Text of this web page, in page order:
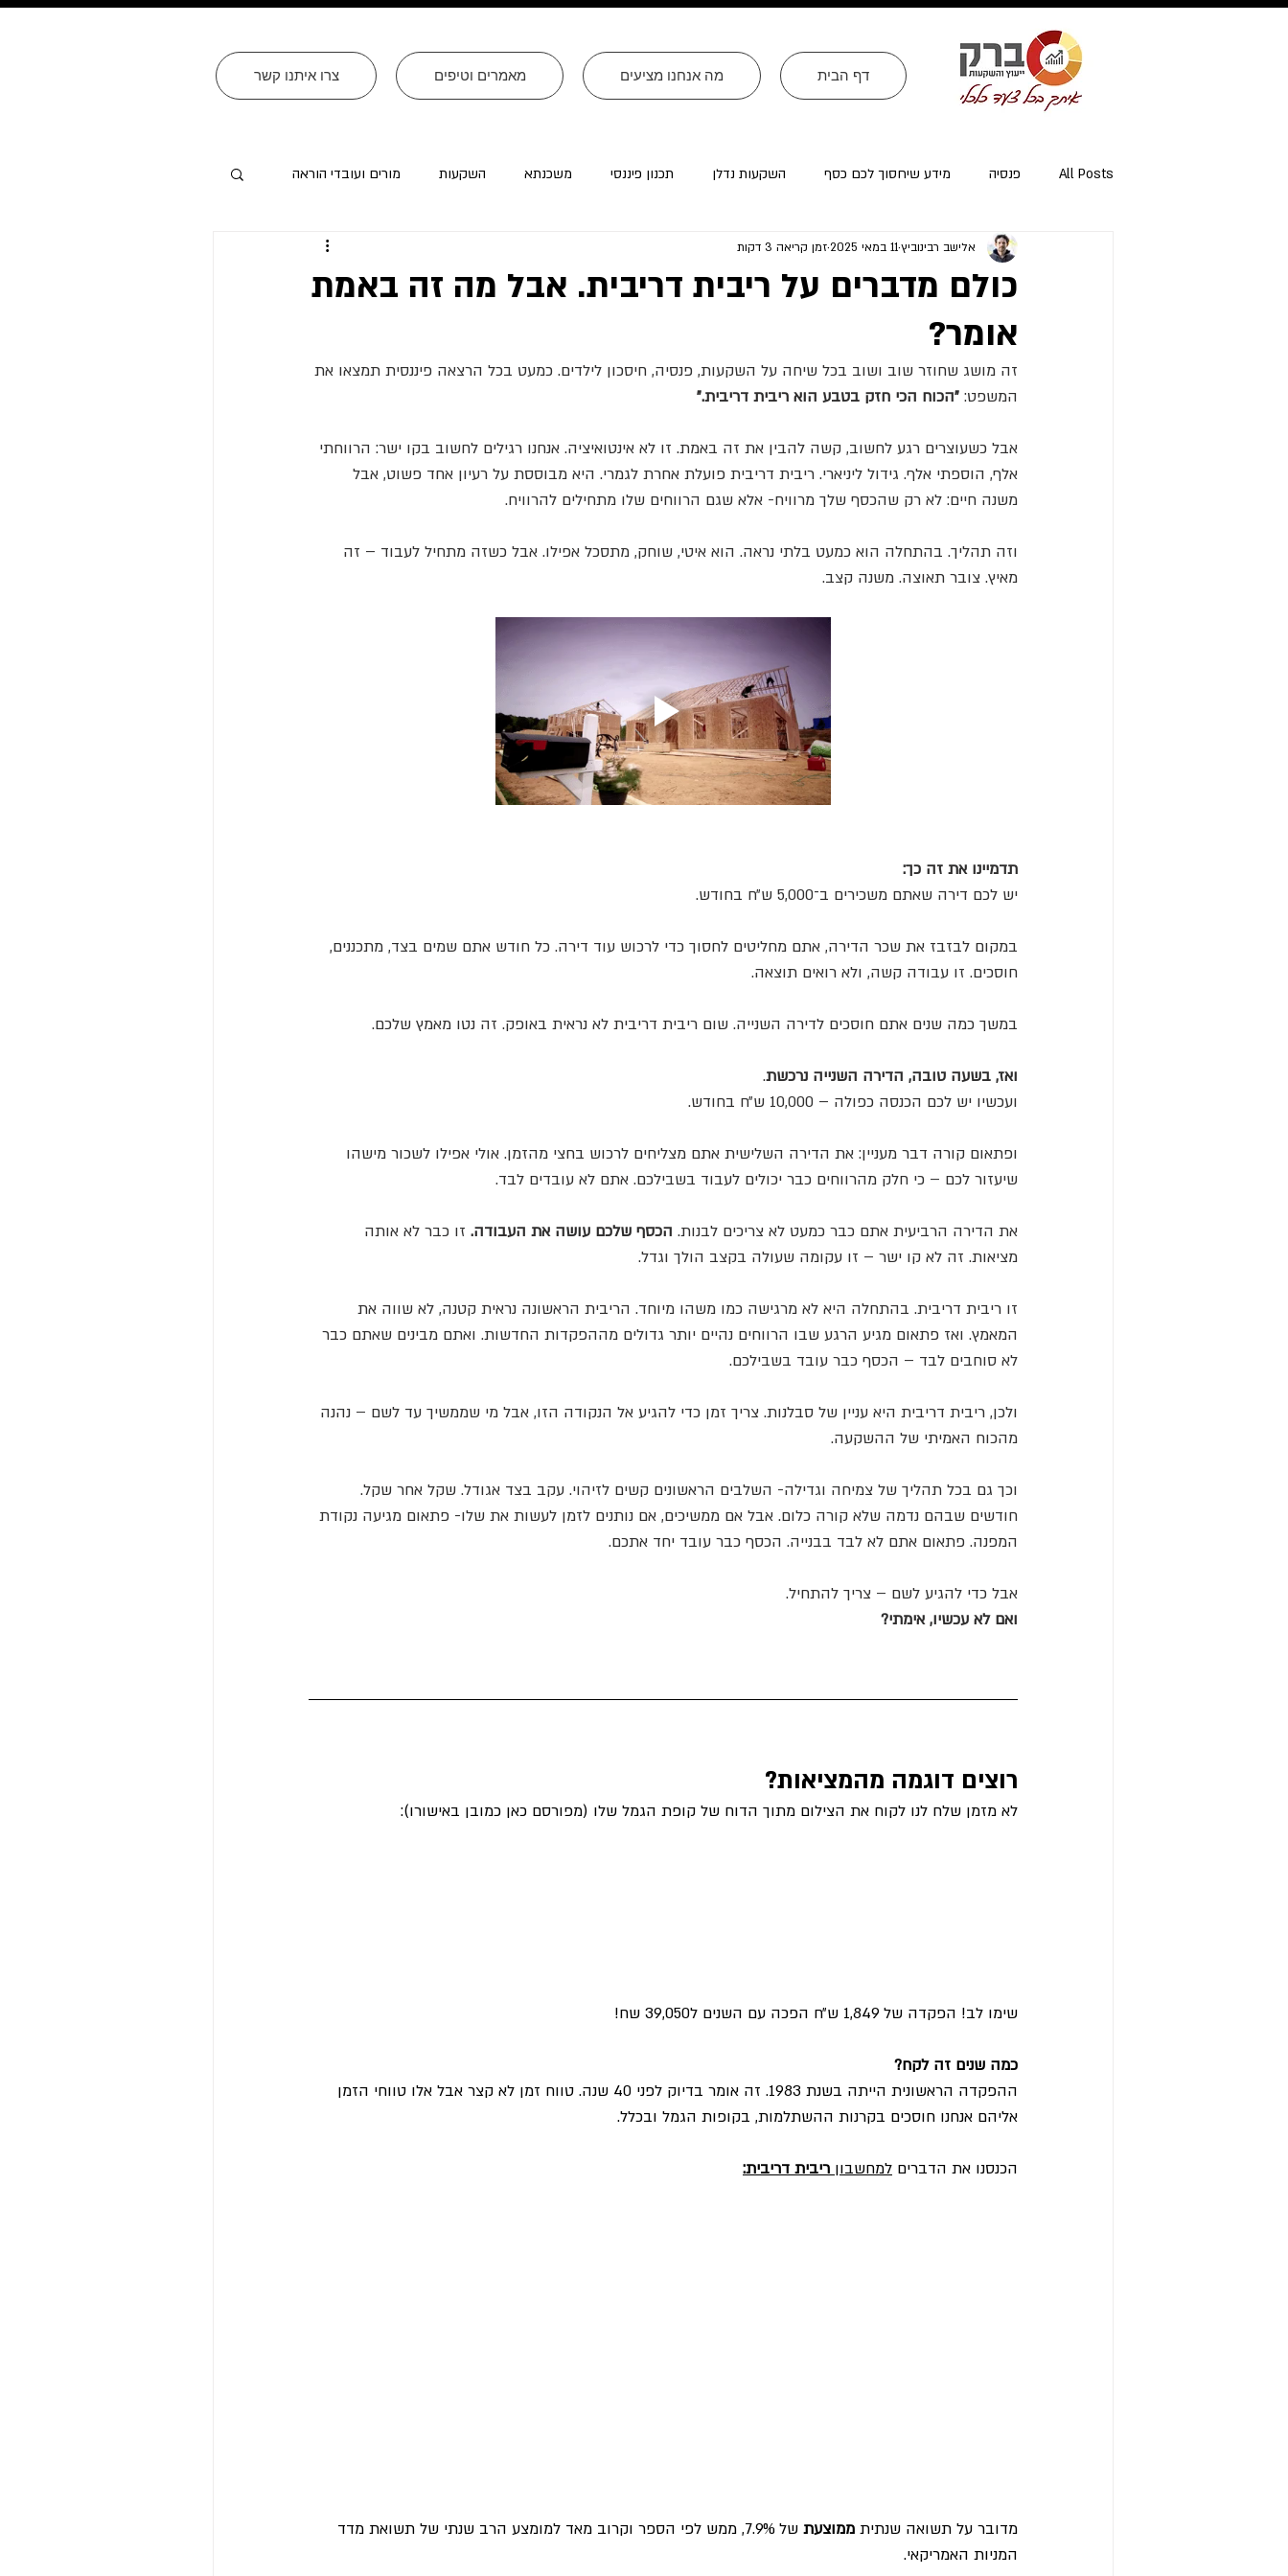
צרו איתנו קשר מאמרים וטיפים מה אנחנו מציעים דף הבית
All Posts פנסיה מידע שיחסוך לכם כסף השקעות נדלן תכנון פיננסי משכנתא השקעות מורים ועובדי הוראה
ייעוץ פרישה ומיסוי פרישה אזרחי ארה״ב עסקים
כולם מדברים על ריבית דריבית. אבל מה זה באמת
אומר?
אלישב רבינוביץ11 במאי 2025 זמן קריאה 3 דקות
זה מושג שחוזר שוב ושוב בכל שיחה על השקעות, פנסיה, חיסכון לילדים. כמעט בכל הרצאה פיננסית תמצאו את
המשפט: "הכוח הכי חזק בטבע הוא ריבית דריבית."
אבל כשעוצרים רגע לחשוב, קשה להבין את זה באמת. זו לא אינטואיציה. אנחנו רגילים לחשוב בקו ישר: הרווחתי
אלף, הוספתי אלף. גידול ליניארי. ריבית דריבית פועלת אחרת לגמרי. היא מבוססת על רעיון אחד פשוט, אבל
משנה חיים: לא רק שהכסף שלך מרוויח- אלא שגם הרווחים שלו מתחילים להרוויח.
וזה תהליך. בהתחלה הוא כמעט בלתי נראה. הוא איטי, שוחק, מתסכל אפילו. אבל כשזה מתחיל לעבוד – זה
מאיץ. צובר תאוצה. משנה קצב.
תדמיינו את זה כך:
יש לכם דירה שאתם משכירים ב־5,000 ש״ח בחודש.
במקום לבזבז את שכר הדירה, אתם מחליטים לחסוך כדי לרכוש עוד דירה. כל חודש אתם שמים בצד, מתכננים,
חוסכים. זו עבודה קשה, ולא רואים תוצאה.
במשך כמה שנים אתם חוסכים לדירה השנייה. שום ריבית דריבית לא נראית באופק. זה נטו מאמץ שלכם.
ואז, בשעה טובה, הדירה השנייה נרכשת.
ועכשיו יש לכם הכנסה כפולה – 10,000 ש״ח בחודש.
ופתאום קורה דבר מעניין: את הדירה השלישית אתם מצליחים לרכוש בחצי מהזמן. אולי אפילו לשכור מישהו
שיעזור לכם – כי חלק מהרווחים כבר יכולים לעבוד בשבילכם. אתם לא עובדים לבד.
את הדירה הרביעית אתם כבר כמעט לא צריכים לבנות. הכסף שלכם עושה את העבודה. זו כבר לא אותה
מציאות. זה לא קו ישר – זו עקומה שעולה בקצב הולך וגדל.
זו ריבית דריבית. בהתחלה היא לא מרגישה כמו משהו מיוחד. הריבית הראשונה נראית קטנה, לא שווה את
המאמץ. ואז פתאום מגיע הרגע שבו הרווחים נהיים יותר גדולים מההפקדות החדשות. ואתם מבינים שאתם כבר
לא סוחבים לבד – הכסף כבר עובד בשבילכם.
ולכן, ריבית דריבית היא עניין של סבלנות. צריך זמן כדי להגיע אל הנקודה הזו, אבל מי שממשיך עד לשם – נהנה
מהכוח האמיתי של ההשקעה.
וכך גם בכל תהליך של צמיחה וגדילה- השלבים הראשונים קשים לזיהוי. עקב בצד אגודל. שקל אחר שקל.
חודשים שבהם נדמה שלא קורה כלום. אבל אם ממשיכים, אם נותנים לזמן לעשות את שלו- פתאום מגיעה נקודת
המפנה. פתאום אתם לא לבד בבנייה. הכסף כבר עובד יחד אתכם.
אבל כדי להגיע לשם – צריך להתחיל.
ואם לא עכשיו, אימתי?
רוצים דוגמה מהמציאות?
לא מזמן שלח לנו לקוח את הצילום מתוך הדוח של קופת הגמל שלו (מפורסם כאן כמובן באישורו):
שימו לב! הפקדה של 1,849 ש״ח הפכה עם השנים ל39,050 שח!
כמה שנים זה לקח?
ההפקדה הראשונית הייתה בשנת 1983. זה אומר בדיוק לפני 40 שנה. טווח זמן לא קצר אבל אלו טווחי הזמן
אליהם אנחנו חוסכים בקרנות ההשתלמות, בקופות הגמל ובכלל.
הכנסנו את הדברים למחשבון ריבית דריבית:
מדובר על תשואה שנתית ממוצעת
של 7.9%, ממש לפי הספר וקרוב מאד למומצע הרב שנתי של תשואת מדד
המניות האמריקאי.